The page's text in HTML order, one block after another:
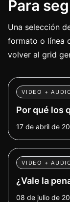
Para
Una selección
formato o línea
volver al grid
VIDEO +
Por qué los
17 de abril de
VIDEO +
¿Vale la
08 de julio de